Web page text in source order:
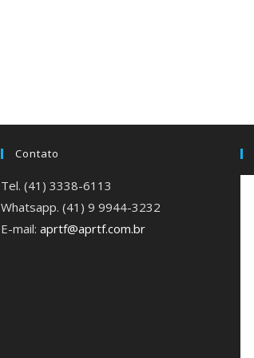
Contato
Tel. (41) 3338-6113
Whatsapp. (41) 9 9944-3232
E-mail: aprtf@aprtf.com.br